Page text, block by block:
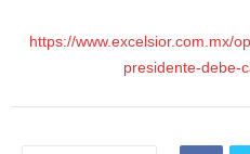
https://www.excelsior.com.mx/
presidente-debe-